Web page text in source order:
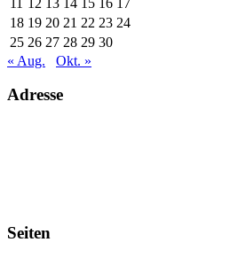
18 19 20 21 22 23 24
25 26 27 28 29 30
« Aug.
Okt. »
Adresse
Seiten